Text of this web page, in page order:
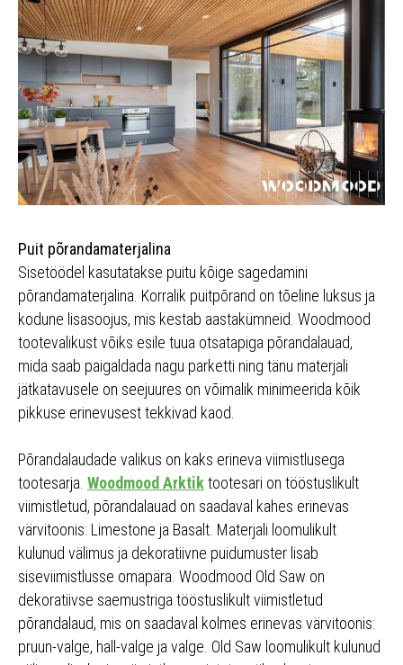
Puit põrandamaterjalina
Sisetöödel kasutatakse puitu kõige sagedamini
põrandamaterjalina. Korralik puitpõrand on tõeline luksus ja
kodune lisasoojus, mis kestab aastakümneid. Woodmood
tootevalikust võiks esile tuua otsatapiga põrandalauad,
mida saab paigaldada nagu parketti ning tänu materjali
jätkatavusele on seejuures on võimalik minimeerida kõik
pikkuse erinevusest tekkivad kaod.
Põrandalaudade valikus on kaks erineva viimistlusega
tootesarja. Woodmood Arktiktootesari on tööstuslikult
viimistletud, põrandalauad on saadaval kahes erinevas
värvitoonis: Limestone ja Basalt. Materjali loomulikult
kulunud välimus ja dekoratiivne puidumuster lisab
siseviimistlusse omapära. Woodmood Old Saw on
dekoratiivse saemustriga tööstuslikult viimistletud
põrandalaud, mis on saadaval kolmes erinevas värvitoonis:
pruun-valge, hall-valge ja valge. Old Saw loomulikult kulunud